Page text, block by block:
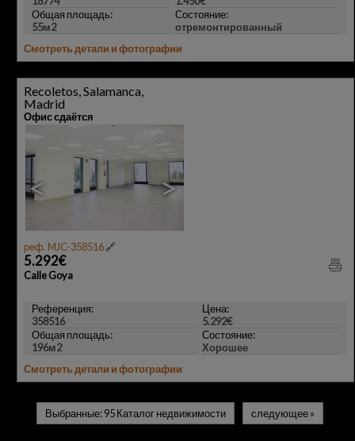
Общая площадь:
55м2
Состояние:
отремонтированный
Смотреть детали и фотографии
Recoletos, Salamanca,
Madrid
Офис сдаётся
< >
8
реф. MJC-358516🔗
5.292€
Calle Goya
Референция:
358516
Цена:
5.292€
Общая площадь:
196м2
Состояние:
Хорошее
Смотреть детали и фотографии
Выбранные:95 Каталог недвижимости следующее»